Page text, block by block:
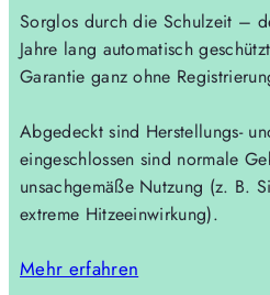
Sorglos durch die Schulzeit –
Jahre lang automatisch
Garantie ganz ohne
Abgedeckt sind Herstellungs-
eingeschlossen sind normale
unsachgemäße Nutzung (z. B.
extreme Hitzeeinwirkung).
Mehr erfahren